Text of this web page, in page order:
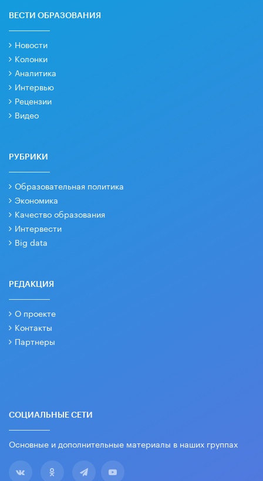
ВЕСТИ ОБРАЗОВАНИЯ
Новости
Колонки
Аналитика
Интервью
Рецензии
Видео
РУБРИКИ
Образовательная политика
Экономика
Качество образования
Интервести
Big data
РЕДАКЦИЯ
О проекте
Контакты
Партнеры
СОЦИАЛЬНЫЕ СЕТИ
Основные и дополнительные материалы в наших группах